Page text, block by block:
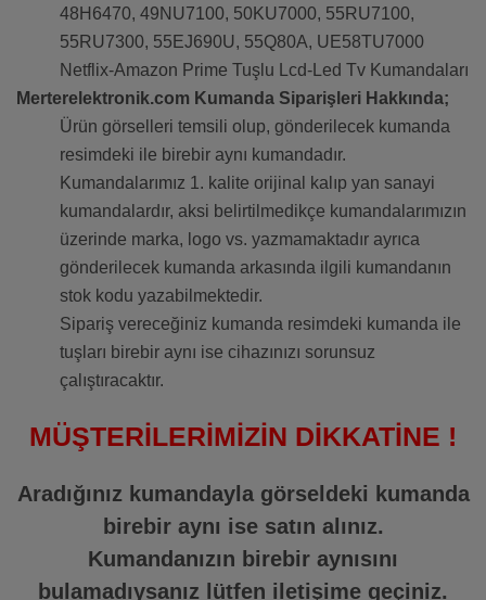
48H6470, 49NU7100, 50KU7000, 55RU7100,
55RU7300, 55EJ690U, 55Q80A, UE58TU7000
Netflix-Amazon Prime Tuşlu Lcd-Led Tv Kumandaları
Merterelektronik.com Kumanda Siparişleri Hakkında;
Ürün görselleri temsili olup, gönderilecek kumanda
resimdeki ile birebir aynı kumandadır.
Kumandalarımız 1. kalite orijinal kalıp yan sanayi
kumandalardır, aksi belirtilmedikçe kumandalarımızın
üzerinde marka, logo vs. yazmamaktadır ayrıca
gönderilecek kumanda arkasında ilgili kumandanın
stok kodu yazabilmektedir.
Sipariş vereceğiniz kumanda resimdeki kumanda ile
tuşları birebir aynı ise cihazınızı sorunsuz
çalıştıracaktır.
MÜŞTERİLERİMİZİN DİKKATİNE !
Aradığınız kumandayla görseldeki kumanda
birebir aynı ise satın alınız.
Kumandanızın birebir aynısını
bulamadıysanız lütfen iletişime geçiniz.